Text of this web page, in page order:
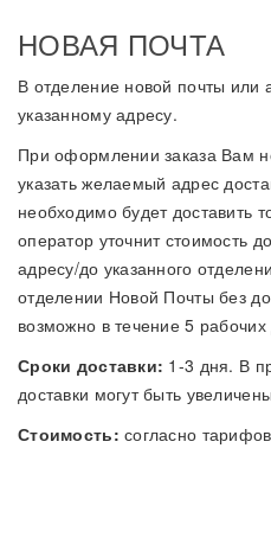
НОВАЯ ПОЧТА
В отделение новой почты или
указанному адресу.
При оформлении заказа Вам
указать желаемый адрес
необходимо будет доставить
оператор уточнит стоимость
адресу/до указанного
отделении Новой Почты без
возможно в течение 5
Сроки доставки: 1-3 дня. В
доставки могут быть увеличены
Стоимость: согласно